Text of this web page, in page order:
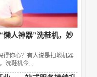
懒人神器”洗鞋机，妙
得你心？有人说是扫地机器
洗鞋机今...